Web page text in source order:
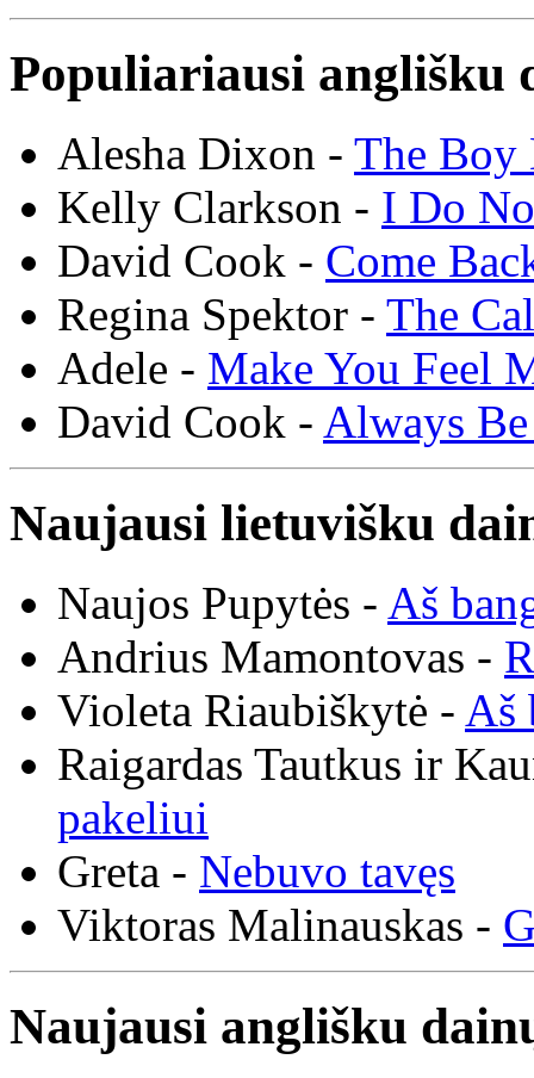
Populiariausi anglišku
Alesha Dixon - The Boy
Kelly Clarkson - I Do
David Cook - Come
Regina Spektor - The
Adele - Make You Feel
David Cook - Always
Naujausi lietuvišku
Naujos Pupytės - Aš
Andrius Mamontovas -
Violeta Riaubiškytė - Aš
Raigardas Tautkus ir
pakeliui
Greta - Nebuvo tavęs
Viktoras Malinauskas -
Naujausi anglišku